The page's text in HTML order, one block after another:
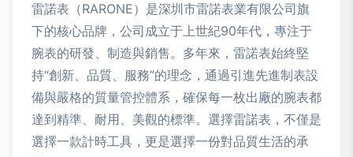
雷諾表（RARONE）是深圳市雷諾表業有限公司旗
下的核心品牌，公司成立于上世紀90年代，專注于
腕表的研發、制造與銷售。多年來，雷諾表始終堅
持“創新、品質、服務”的理念，通過引進先進制表設
備與嚴格的質量管控體系，確保每一枚出廠的腕表都
達到精準、耐用、美觀的標準。選擇雷諾表，不僅是
選擇一款計時工具，更是選擇一份對品質生活的承